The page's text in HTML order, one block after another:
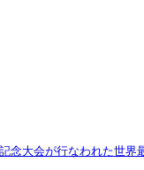
大会が行なわれた世